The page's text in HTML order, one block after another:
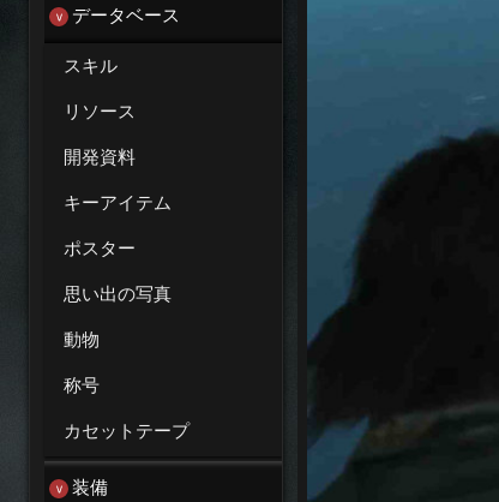
データベース
スキル
リソース
開発資料
キーアイテム
ポスター
思い出の写真
動物
称号
カセットテープ
装備